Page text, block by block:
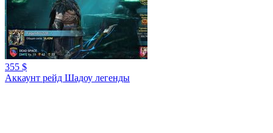
355 $
Аккаунт рейд Шадоу легенды